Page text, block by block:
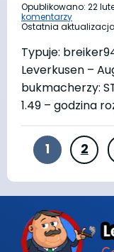
Opublikowano: 22
komentarzy
Ostatnia
Typuje:
Leverkusen –
bukmacherzy:
1.49 – godzina
1 2